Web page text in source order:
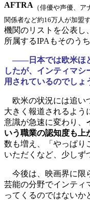
AFTRA （俳優や声優、
関係者など約16万人が加盟
機関のリストを公表し
所属するIPAもそのう
――日本では欧米ほど
したが、インティマシ
用されているのでしょ
欧米の状況には追い
大きく報道されるよう
意識が急速に変わり、
いう職業の認知度も上
数も増え、「やっぱり
いただくなど、少しず
今後は、映画界に限
芸能の分野でインティ
ってくるのではないか